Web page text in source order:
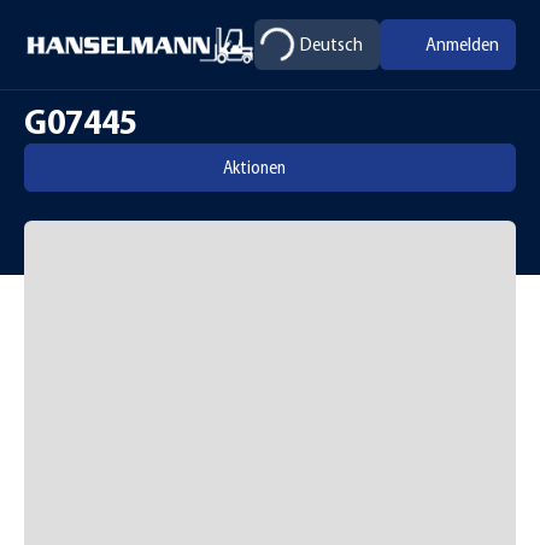
Deutsch Anmelden
G07445
Aktionen